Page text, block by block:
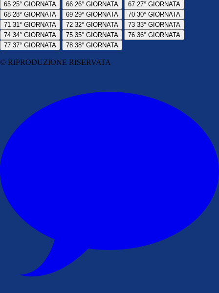
65 25° GIORNATA 66 26° GIORNATA 67 27° GIORNATA
68 28° GIORNATA 69 29° GIORNATA 70 30° GIORNATA
71 31° GIORNATA 72 32° GIORNATA 73 33° GIORNATA
74 34° GIORNATA 75 35° GIORNATA 76 36° GIORNATA
77 37° GIORNATA 78 38° GIORNATA
© RIPRODUZIONE RISERVATA